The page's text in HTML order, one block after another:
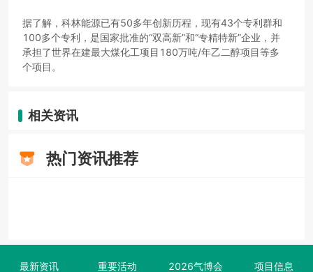
据了解，科林能源已有50多年创新历程，现有43个专利群和
100多个专利，是国家批准的“双高新”和“专精特新”企业，并
承担了世界在建最大煤化工项目180万吨/年乙二醇项目等多
个项目。
相关资讯
热门资讯推荐
最新资讯 重要活动 2026气博会 项目信息